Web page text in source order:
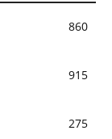
860
915
275